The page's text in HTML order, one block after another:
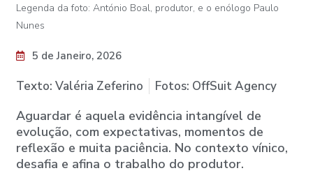
Legenda da foto: António Boal, produtor, e o enólogo Paulo
Nunes
5 de Janeiro, 2026
Texto: Valéria Zeferino Fotos: OffSuit Agency
Aguardar é aquela evidência intangível de
evolução, com expectativas, momentos de
reflexão e muita paciência. No contexto vínico,
desafia e afina o trabalho do produtor.